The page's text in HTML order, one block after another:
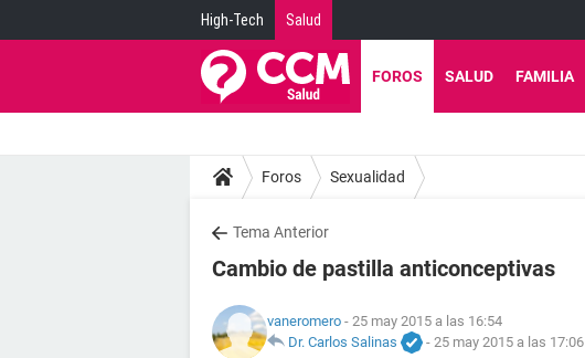
High-Tech Salud
FOROS SALUD FAMILIA
Foros Sexualidad
Tema Anterior
Cambio de pastilla anticonceptivas
vaneromero - 25 may 2015 a las 16:54
Dr. Carlos Salinas
- 25 may 2015 a las 17:06